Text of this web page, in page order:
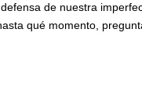
de nuestra
qué momento,